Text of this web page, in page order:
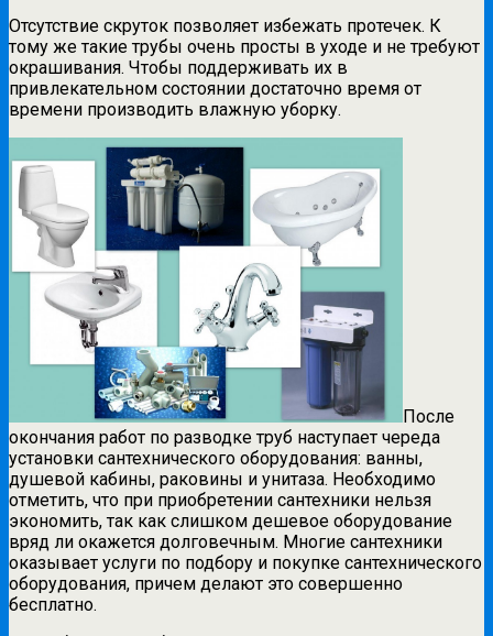
Отсутствие скруток позволяет избежать протечек. К
тому же такие трубы очень просты в уходе и не требуют
окрашивания. Чтобы поддерживать их в
привлекательном состоянии достаточно время от
времени производить влажную уборку.
После
окончания работ по разводке труб наступает череда
установки сантехнического оборудования: ванны,
душевой кабины, раковины и унитаза. Необходимо
отметить, что при приобретении сантехники нельзя
экономить, так как слишком дешевое оборудование
вряд ли окажется долговечным. Многие сантехники
оказывает услуги по подбору и покупке сантехнического
оборудования, причем делают это совершенно
бесплатно.